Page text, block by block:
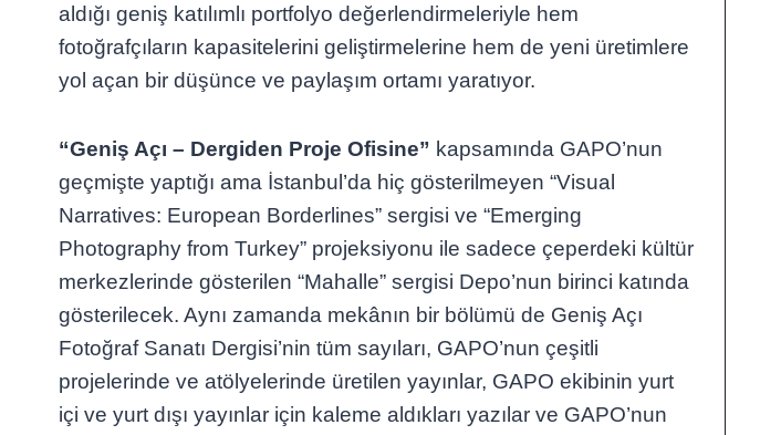
aldığı geniş katılımlı portfolyo değerlendirmeleriyle hem
fotoğrafçıların kapasitelerini geliştirmelerine hem de yeni üretimlere
yol açan bir düşünce ve paylaşım ortamı yaratıyor.
“Geniş Açı – Dergiden Proje Ofisine” kapsamında GAPO’nun
geçmişte yaptığı ama İstanbul’da hiç gösterilmeyen “Visual
Narratives: European Borderlines” sergisi ve “Emerging
Photography from Turkey” projeksiyonu ile sadece çeperdeki kültür
merkezlerinde gösterilen “Mahalle” sergisi Depo’nun birinci katında
gösterilecek. Aynı zamanda mekânın bir bölümü de Geniş Açı
Fotoğraf Sanatı Dergisi’nin tüm sayıları, GAPO’nun çeşitli
projelerinde ve atölyelerinde üretilen yayınlar, GAPO ekibinin yurt
içi ve yurt dışı yayınlar için kaleme aldıkları yazılar ve GAPO’nun